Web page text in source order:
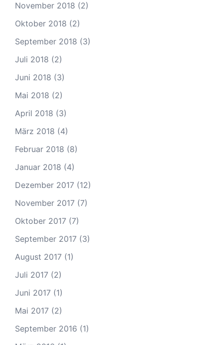
November 2018 (2)
Oktober 2018 (2)
September 2018 (3)
Juli 2018 (2)
Juni 2018 (3)
Mai 2018 (2)
April 2018 (3)
März 2018 (4)
Februar 2018 (8)
Januar 2018 (4)
Dezember 2017 (12)
November 2017 (7)
Oktober 2017 (7)
September 2017 (3)
August 2017 (1)
Juli 2017 (2)
Juni 2017 (1)
Mai 2017 (2)
September 2016 (1)